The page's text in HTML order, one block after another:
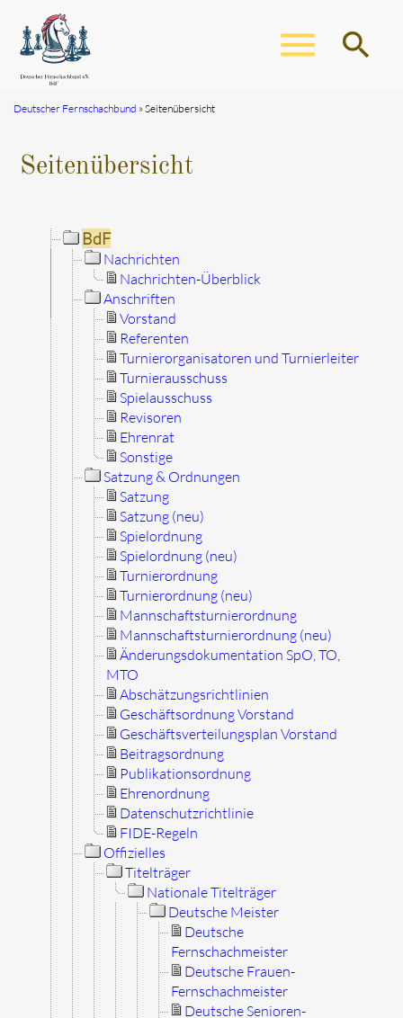
menu search
Deutscher Fernschachbund Seitenübersicht
Seitenübersicht
BdF
Nachrichten
Nachrichten-Überblick
Anschriften
Vorstand
Referenten
Turnierorganisatoren und Turnierleiter
Turnierausschuss
Spielausschuss
Revisoren
Ehrenrat
Sonstige
Satzung & Ordnungen
Satzung
Satzung (neu)
Spielordnung
Spielordnung (neu)
Turnierordnung
Turnierordnung (neu)
Mannschaftsturnierordnung
Mannschaftsturnierordnung (neu)
Änderungsdokumentation SpO, TO,
MTO
Abschätzungsrichtlinien
Geschäftsordnung Vorstand
Geschäftsverteilungsplan Vorstand
Beitragsordnung
Publikationsordnung
Ehrenordnung
Datenschutzrichtlinie
FIDE-Regeln
Offizielles
Titelträger
Nationale Titelträger
Deutsche Meister
Deutsche
Fernschachmeister
Deutsche Frauen-
Fernschachmeister
Deutsche Senioren-